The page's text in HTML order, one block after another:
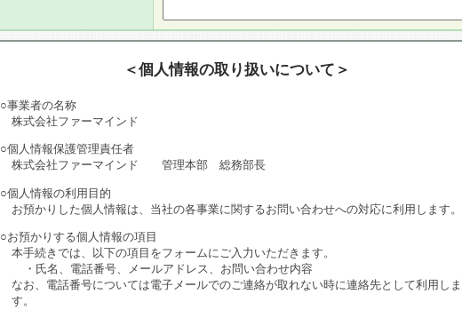
＜個人情報の取り扱いについて＞
○事業者の名称
株式会社ファーマインド
○個人情報保護管理責任者
株式会社ファーマインド 管理本部 総務部長
○個人情報の利用目的
お預かりした個人情報は、当社の各事業に関するお問い合わせへの対応に利用します。
○お預かりする個人情報の項目
本手続きでは、以下の項目をフォームにご入力いただきます。
・氏名、電話番号、メールアドレス、お問い合わせ内容
なお、電話番号については電子メールでのご連絡が取れない時に連絡先として利用しま
す。